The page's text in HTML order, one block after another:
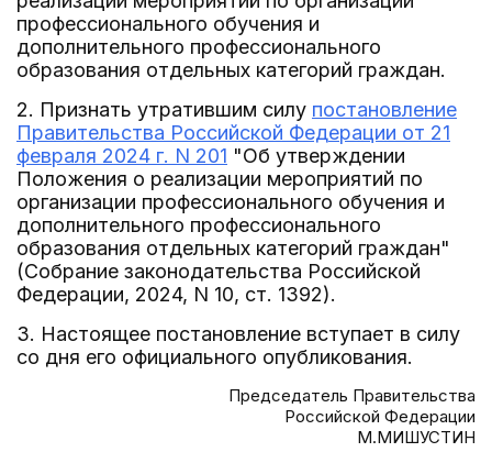
профессионального обучения и
дополнительного профессионального
образования отдельных категорий граждан.
2. Признать утратившим силу постановление
Правительства Российской Федерации от 21
февраля 2024 г. N 201 "Об утверждении
Положения о реализации мероприятий по
организации профессионального обучения и
дополнительного профессионального
образования отдельных категорий граждан"
(Собрание законодательства Российской
Федерации, 2024, N 10, ст. 1392).
3. Настоящее постановление вступает в силу
со дня его официального опубликования.
Председатель Правительства
Российской Федерации
М.МИШУСТИН